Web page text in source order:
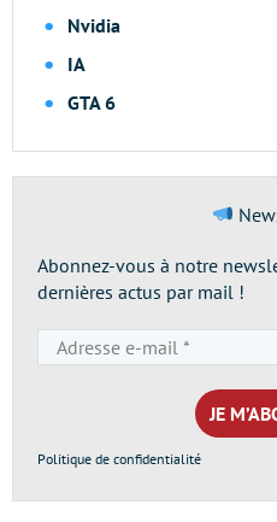
Nvidia
IA
GTA 6
Abonnez-vous à notre
dernières actus par mail !
*
Politique de confidentialité